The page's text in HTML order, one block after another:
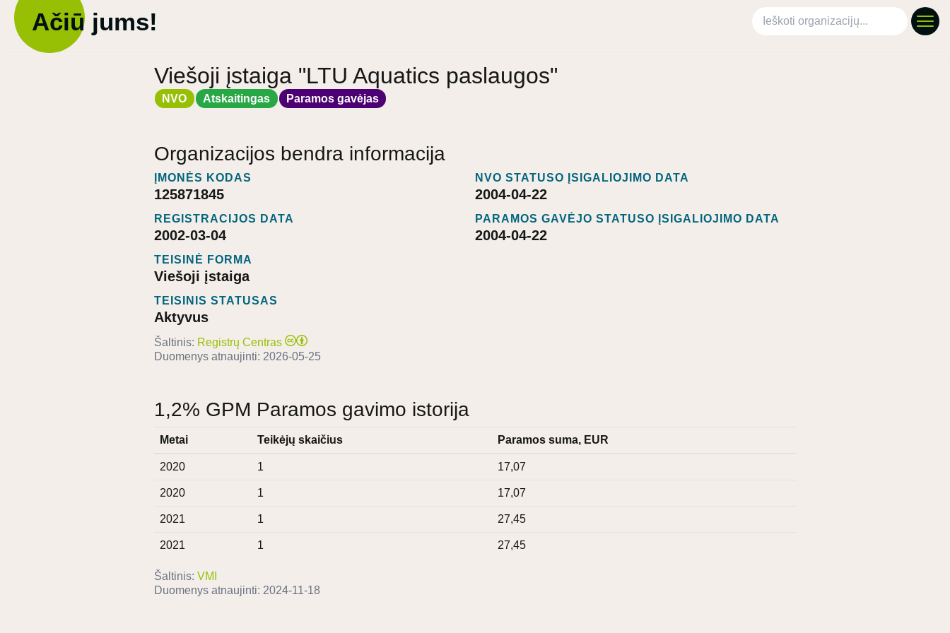
Ačiū jums! Ieškoti organizacijų
Viešoji įstaiga "LTU Aquatics paslaugos"
NVO Atskaitingas Paramos gavėjas
Organizacijos bendra informacija
ĮMONĖS KODAS
125871845
REGISTRACIJOS DATA
2002-03-04
TEISINĖ FORMA
Viešoji įstaiga
TEISINIS STATUSAS
Aktyvus
NVO STATUSO ĮSIGALIOJIMO DATA
2004-04-22
PARAMOS GAVĖJO STATUSO ĮSIGALIOJIMO DATA
2004-04-22
Šaltinis: Registrų Centras
Duomenys atnaujinti: 2026-05-25
1,2% GPM Paramos gavimo istorija
Metai Teikėjų skaičius Paramos suma, EUR
2020 1 17,07
2020 1 17,07
2021 1 27,45
2021 1 27,45
Šaltinis: VMI
Duomenys atnaujinti: 2024-11-18